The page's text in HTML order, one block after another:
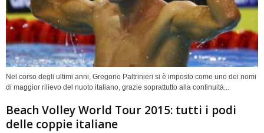
Nel corso degli ultimi anni, Gregorio Paltrinieri si è imposto come uno dei nomi
di maggior rilievo del nuoto italiano, grazie soprattutto alla continuità...
Beach Volley World Tour 2015: tutti i podi
delle coppie italiane